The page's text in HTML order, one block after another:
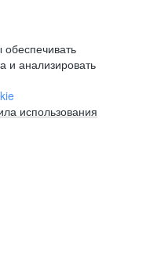
и анализировать
использования